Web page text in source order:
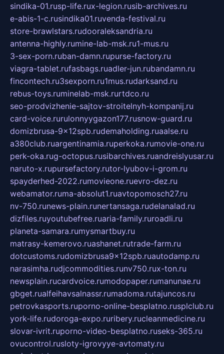
sindika-01.rusp-life.rux-legion.rusib-archives.ru
e-abis-1-c.rusindika01.ruvenda-festival.ru
store-brawlstars.rudooraleksandria.ru
antenna-highly.rumine-lab-msk.ru1-mus.ru
3-sex-porn.ruban-damn.rupurse-factory.ru
viagra-tablet.rufasbags.ruadler-jun.rubandamn.ru
fincontech.ru3sexporn.ru1mus.rudarksand.ru
rebus-toys.ruminelab-msk.rurtdco.ru
seo-prodvizhenie-sajtov-stroitelnyh-kompanij.ru
card-voice.rurulonnyygazon177.rusnow-guard.ru
domizbrusa-9x12spb.rudemaholding.ruaalse.ru
a380club.ruargentinamia.ruperkoka.rumovie-one.ru
perk-oka.rug-octopus.rusibarchives.ruandreislyusar.ru
naruto-x.rupursefactory.rutor-lyubov-i-grom.ru
spayderhed-2022.rumovieone.ruevro-dez.ru
webamator.ruma-absolut1.ruavtopomosch27.ru
nv-750.runews-plain.runertansaga.rudelanalad.ru
dizfiles.ruyoutubefree.ruaria-family.ruroadli.ru
planeta-samara.rumysmartbuy.ru
matrasy-kemerovo.ruashanet.rutrade-farm.ru
dotcustoms.rudomizbrusa9x12spb.ruautodamp.ru
narasimha.rudjcommodities.runv750.rux-ton.ru
newsplain.rucardvoice.rumodopaper.rumanunae.ru
gbget.rualfeihavsalnassr.rumadoma.rutajuncos.ru
petrovkasports.ruporno-online-besplatno.rusplclub.ru
york-life.rudoroga-expo.ruribery.rucleanmedicine.ru
slovar-ivrit.ruporno-video-besplatno.ruseks-365.ru
ovucontrol.rusloty-igrovyye-avtomaty.ru